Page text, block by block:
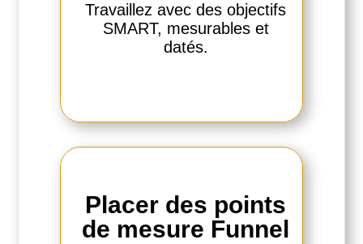
Travaillez avec des objectifs
SMART, mesurables et
datés.
Placer des points
de mesure Funnel